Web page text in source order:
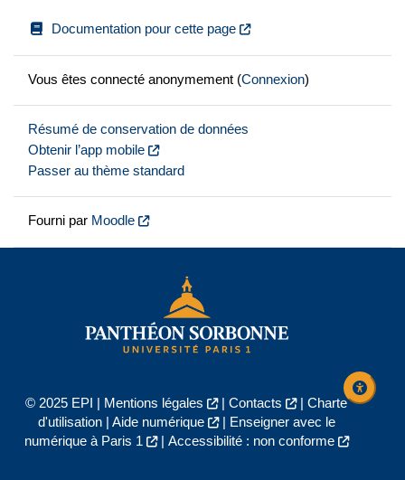
Documentation pour cette page
Vous êtes connecté anonymement (Connexion)
Résumé de conservation de données
Obtenir l’app mobile
Passer au thème standard
Fourni par Moodle
© 2025 EPI | Mentions légales | Contacts | Charte
d'utilisation| Aide numérique |
Enseigner avec le
numérique à Paris 1
| Accessibilité : non conforme